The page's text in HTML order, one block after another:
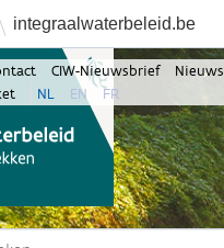
integraalwaterbeleid.be
CIW-Nieuwsbrief Nieuws
NL EN FR